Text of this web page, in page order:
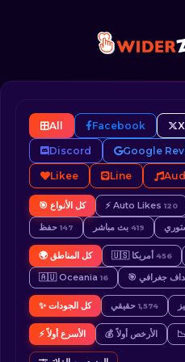
All Facebook
Discord Google
Likee Line
🎯 كل الأنواع ⚡ Auto Likes 120
حفظ 147 بث مباشر 419
🌍 كل المناطق 🇺🇸 أمريكا 456
🇦🇺 Oceania 16 جغرافي
✨ كل الجودات حقيقي 1,574
⚡ الأسرع أولاً 💰 الأرخص أولاً